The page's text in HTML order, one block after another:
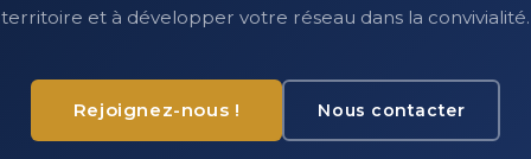
territoire et à développer votre réseau dans la convivialité.
Rejoignez-nous ! Nous contacter